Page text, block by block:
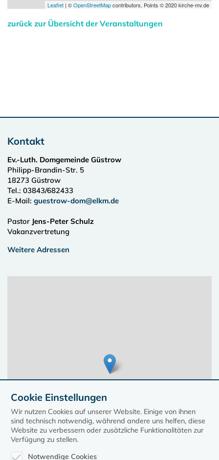
Leaflet | ©OpenStreetMapcontributors, Points © 2020 kirche-mv.de
zurück zur Übersicht der Veranstaltungen
Kontakt
Ev.-Luth. Domgemeinde Güstrow
Philipp-Brandin-Str. 5
18273 Güstrow
Tel.: 03843/682433
E-Mail: guestrow-dom@elkm.de
Pastor Jens-Peter Schulz
Vakanzvertretung
Weitere Adressen
Cookie Einstellungen
Wir nutzen Cookies auf unserer Website. Einige von ihnen
sind technisch notwendig, während andere uns helfen, diese
Website zu verbessern oder zusätzliche Funktionalitäten zur
Verfügung zu stellen.
Notwendige Cookies